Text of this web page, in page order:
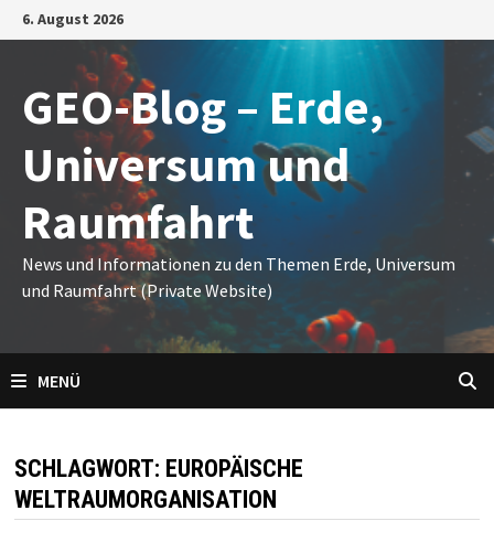
Zum
Inhalt
6. August 2026
GEO-Blog – Erde,
Universum und
Raumfahrt
News und Informationen zu den Themen Erde, Universum
und Raumfahrt (Private Website)
MENÜ
SCHLAGWORT: EUROPÄISCHE
WELTRAUMORGANISATION